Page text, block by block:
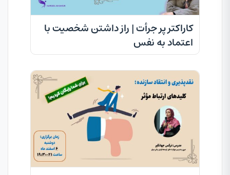
کاراکتر پر جرأت | راز داشتن شخصیت با
اعتماد به نفس